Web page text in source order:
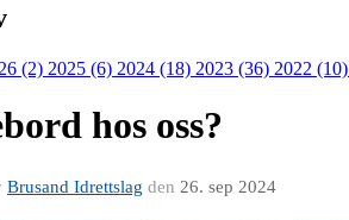
(2) 2025 (6) 2024 (18) 2023 (36) 2022 (10)
hos oss?
Brusand Idrettslag den 26. sep 2024